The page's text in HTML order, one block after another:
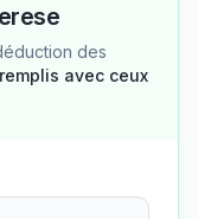
des
avec ceux